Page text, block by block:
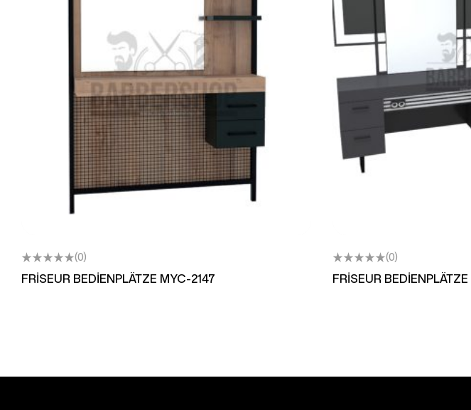
(0)
FRİSEUR BEDİENPLÄTZE MYC-2147
(0)